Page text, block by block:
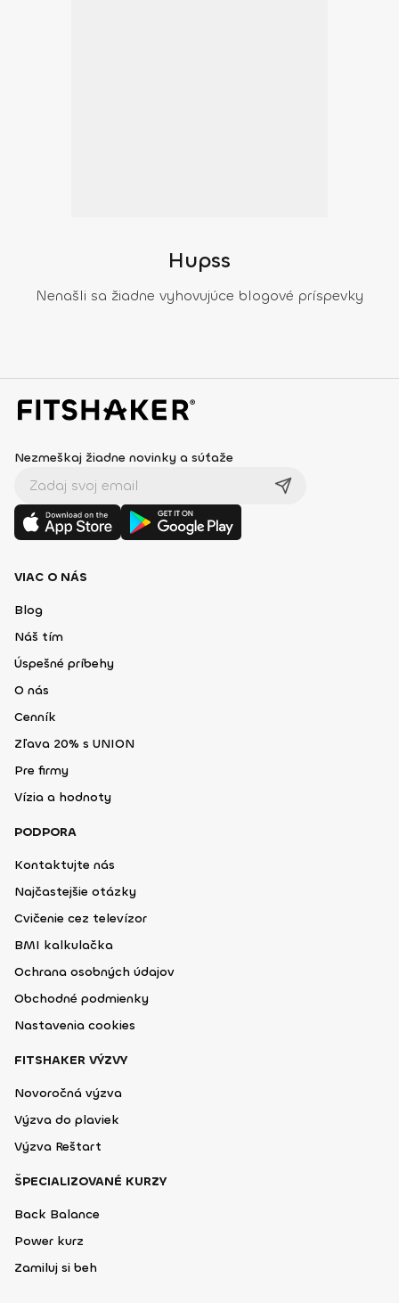
Hupss
Nenašli sa žiadne vyhovujúce blogové príspevky
Nezmeškaj žiadne novinky a súťaže
VIAC O NÁS
Blog
Náš tím
Úspešné príbehy
O nás
Cenník
Zľava 20% s UNION
Pre firmy
Vízia a hodnoty
PODPORA
Kontaktujte nás
Najčastejšie otázky
Cvičenie cez televízor
BMI kalkulačka
Ochrana osobných údajov
Obchodné podmienky
Nastavenia cookies
FITSHAKER VÝZVY
Novoročná výzva
Výzva do plaviek
Výzva Reštart
ŠPECIALIZOVANÉ KURZY
Back Balance
Power kurz
Zamiluj si beh